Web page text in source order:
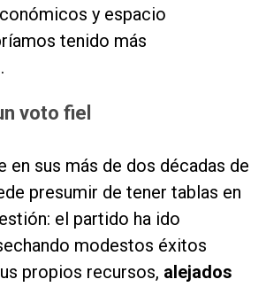
y espacio
tenido más
voto fiel
en sus más de dos décadas de
presumir de tener tablas en
el partido ha ido
modestos éxitos
propios recursos, alejados